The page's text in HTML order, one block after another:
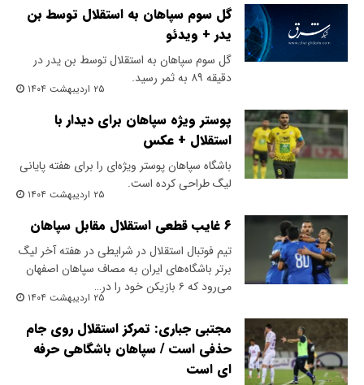
گل سوم سپاهان به استقلال توسط بن
یدر + ویدئو
گل سوم سپاهان به استقلال توسط بن یدر در
دقیقه ۸۹ به ثمر رسید.
۲۵ اردیبهشت ۱۴۰۴
پوستر ویژه سپاهان برای دیدار با
استقلال + عکس
باشگاه سپاهان پوستر ویژه‌ای را برای هفته پایانی
لیگ طراحی کرده است.
۲۵ اردیبهشت ۱۴۰۴
۶ غایب قطعی استقلال مقابل سپاهان
تیم فوتبال استقلال در شرایطی در هفته آخر لیگ
برتر باشگاه‌های ایران به مصاف سپاهان اصفهان
می‌رود که ۶ بازیکن خود را در…
۲۵ اردیبهشت ۱۴۰۴
مجتبی جباری: تمرکز استقلال روی جام
حذفی است / سپاهان باشگاهی حرفه
ای است